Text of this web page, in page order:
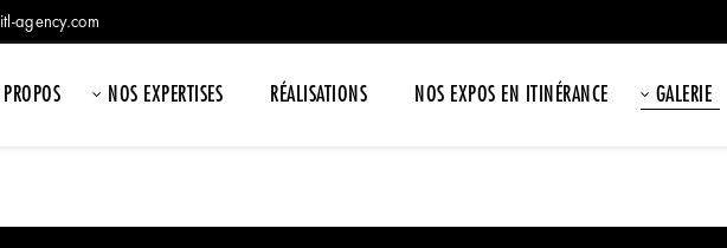
agency.com
NOS EXPERTISES RÉALISATIONS NOS EXPOS EN ITINÉRANCE GALERIE